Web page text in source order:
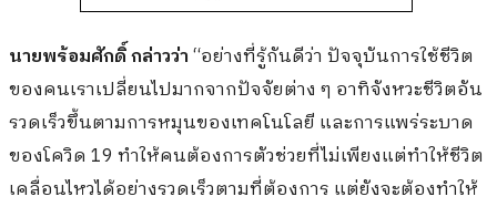
นายพร้อมศักดิ์ กล่าวว่า“อย่างที่รู้กันดีว่า ปัจจุบันการใช้ชีวิต
ของคนเราเปลี่ยนไปมากจากปัจจัยต่าง ๆ อาทิจังหวะชีวิตอัน
รวดเร็วขึ้นตามการหมุนของเทคโนโลยี และการแพร่ระบาด
ของโควิด 19 ทำให้คนต้องการตัวช่วยที่ไม่เพียงแต่ทำให้ชีวิต
เคลื่อนไหวได้อย่างรวดเร็วตามที่ต้องการ แต่ยังจะต้องทำให้